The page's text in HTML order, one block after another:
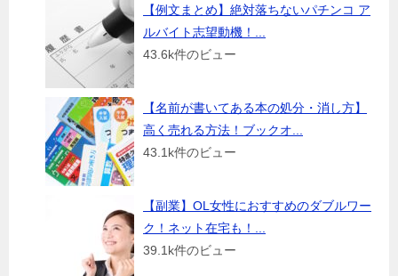
【例文まとめ】絶対落ちないパチンコ ア
ルバイト志望動機！...
43.6k件のビュー
【名前が書いてある本の処分・消し方】
高く売れる方法！ブックオ...
43.1k件のビュー
【副業】OL女性におすすめのダブルワー
ク！ネット在宅も！...
39.1k件のビュー